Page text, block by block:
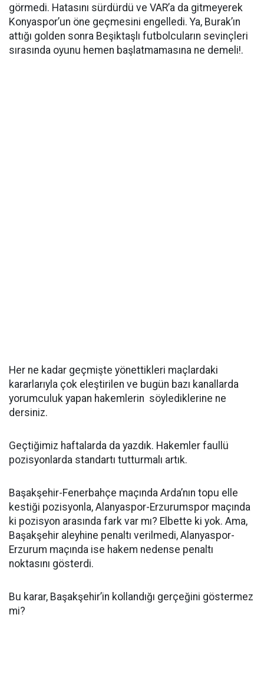
görmedi. Hatasını sürdürdü ve VAR’a da gitmeyerek
Konyaspor’un öne geçmesini engelledi. Ya, Burak’ın
attığı golden sonra Beşiktaşlı futbolcuların sevinçleri
sırasında oyunu hemen başlatmamasına ne demeli!.
Her ne kadar geçmişte yönettikleri maçlardaki
kararlarıyla çok eleştirilen ve bugün bazı kanallarda
yorumculuk yapan hakemlerin söylediklerine ne
dersiniz.
Geçtiğimiz haftalarda da yazdık. Hakemler faullü
pozisyonlarda standartı tutturmalı artık.
Başakşehir-Fenerbahçe maçında Arda’nın topu elle
kestiği pozisyonla, Alanyaspor-Erzurumspor maçında
ki pozisyon arasında fark var mı? Elbette ki yok. Ama,
Başakşehir aleyhine penaltı verilmedi, Alanyaspor-
Erzurum maçında ise hakem nedense penaltı
noktasını gösterdi.
Bu karar, Başakşehir’in kollandığı gerçeğini göstermez
mi?